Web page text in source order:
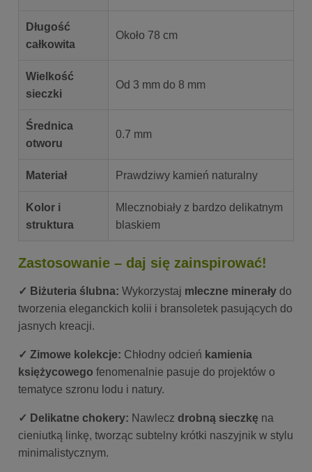
Długość
całkowita
Około 78 cm
Wielkość
sieczki
Od 3 mm do 8 mm
Średnica
otworu
0.7 mm
Materiał Prawdziwy kamień naturalny
Kolor i
struktura
Mlecznobiały z bardzo delikatnym
blaskiem
Zastosowanie – daj się zainspirować!
✓ Biżuteria ślubna: Wykorzystaj mleczne minerały do
tworzenia eleganckich kolii i bransoletek pasujących do
jasnych kreacji.
✓ Zimowe kolekcje: Chłodny odcień kamienia
księżycowego fenomenalnie pasuje do projektów o
tematyce szronu lodu i natury.
✓ Delikatne chokery: Nawlecz drobną sieczkę na
cieniutką linkę, tworząc subtelny krótki naszyjnik w stylu
minimalistycznym.